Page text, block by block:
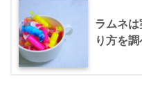
ラムネ
り方を調